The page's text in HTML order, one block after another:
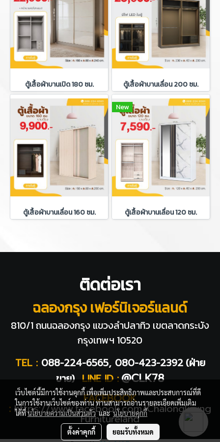
ตู้เสื้อผ้าบานเปิด 180 ซม. ตู้เสื้อผ้าบานเลื่อน 200 ซม.
ตู้เสื้อผ้าบานเลื่อน 160 ซม.
New
ตู้เสื้อผ้าบานเลื่อน 120 ซม.
ติดต่อเรา
ฉลองกรุง เฟอร์นิเจอร์แลนด์
810/1 ถนนฉลองกรุง แขวงลำปลาทิว เขตลาดกระบัง
กรุงเทพฯ 10520
TEL : 088-224-6565, 080-423-2392 (ฝ่าย
ขาย) LINE ID : @CLK78
FACEBOOK
: https://www.facebook.com/Chalongkrung
Furnitureland
เว็บไซต์นี้มีการใช้งานคุกกี้ เพื่อเพิ่มประสิทธิภาพและประสบการณ์ที่ดี
ในการใช้งานเว็บไซต์ของท่าน ท่านสามารถอ่านรายละเอียดเพิ่มเติม
ได้ที่นโยบายความเป็นส่วนตัวและนโยบายคุกกี้
ตั้งค่าคุกกี้ ยอมรับทั้งหมด